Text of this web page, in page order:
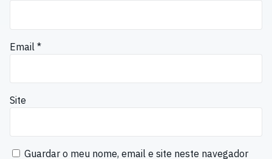
Email *
Site
Guardar o meu nome, email e site neste navegador